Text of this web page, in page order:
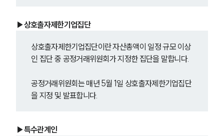
▶상호출자제한기업집단
상호출자제한기업집단이란 자산총액이 일정 규모 이상
인 집단 중 공정거래위원회가 지정한 집단을 말합니다.
공정거래위원회는 매년 5월 1일 상호출자제한기업집단
을 지정 및 발표합니다.
▶특수관계인